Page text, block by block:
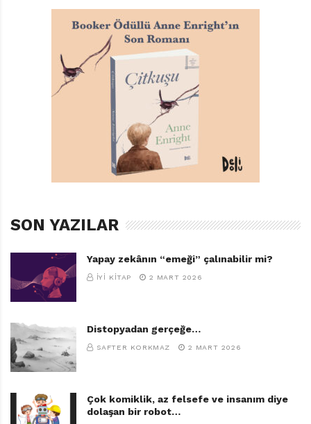
ATEŞI SEVMEYEN EJDERHA GEMMA MERINO
PEARSON YAYINLARI
SON YAZILAR
Yapay zekânın “emeği” çalınabilir mi?
İYI KITAP 2 MART 2026
Distopyadan gerçeğe…
SAFTER KORKMAZ 2 MART 2026
Çok komiklik, az felsefe ve insanım diye
dolaşan bir robot…